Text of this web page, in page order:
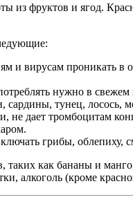
из фруктов и ягод.
и вирусам проникать
нужно в свежем
тунец, лосось,
дает тромбоцитам
грибы,
таких как бананы и
алкоголь (кроме